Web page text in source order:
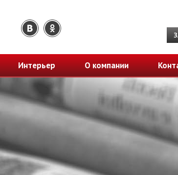
Интерьер О компании